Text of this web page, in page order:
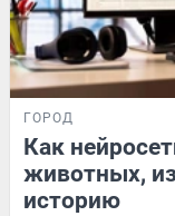
ГОРОД
Как
животных,
историю